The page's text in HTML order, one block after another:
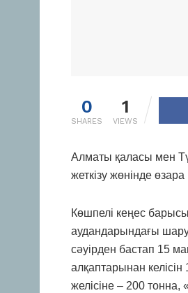
0
SHARES
1
VIEWS
Алматы қаласы мен
жеткізу жөнінде
Көшпелі кеңес
аудандарындағы
сәуірден бастап 15
алқаптарынан
желісіне – 200 тонна,